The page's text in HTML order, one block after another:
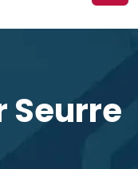
Seurre